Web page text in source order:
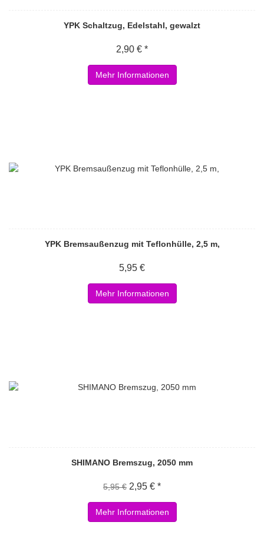
YPK Schaltzug, Edelstahl, gewalzt
2,90 € *
Mehr Informationen
YPK Bremsaußenzug mit Teflonhülle, 2,5 m,
5,95 €
Mehr Informationen
SHIMANO Bremszug, 2050 mm
5,95 € 2,95 € *
Mehr Informationen